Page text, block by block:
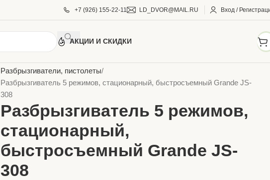
+7 (926) 155-22-11 LD_DVOR@MAIL.RU Вход /
АКЦИИ И СКИДКИ
Разбрызгиватели, пистолеты
Разбрызгиватель 5 режимов, стационарный, быстросъемный Grande JS-
308
Разбрызгиватель 5 режимов,
стационарный,
быстросъемный Grande JS-
308